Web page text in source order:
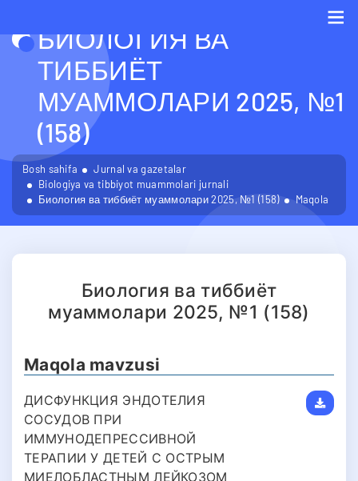
БИОЛОГИЯ ВА
ТИББИЁТ
МУАММОЛАРИ 2025, №1
(158)
Bosh sahifa
Jurnal va gazetalar
Biologiya va tibbiyot muammolari jurnali
Биология ва тиббиёт муаммолари 2025, №1 (158)
Maqola
Биология ва тиббиёт
муаммолари 2025, №1 (158)
Maqola mavzusi
ДИСФУНКЦИЯ ЭНДОТЕЛИЯ
СОСУДОВ ПРИ
ИММУНОДЕПРЕССИВНОЙ
ТЕРАПИИ У ДЕТЕЙ С ОСТРЫМ
МИЕЛОБЛАСТНЫМ ЛЕЙКОЗОМ